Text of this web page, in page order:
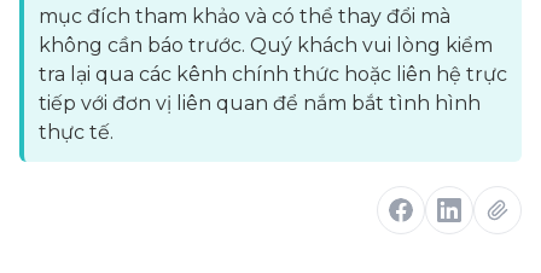
mục đích tham khảo và có thể thay đổi mà
không cần báo trước. Quý khách vui lòng kiểm
tra lại qua các kênh chính thức hoặc liên hệ trực
tiếp với đơn vị liên quan để nắm bắt tình hình
thực tế.